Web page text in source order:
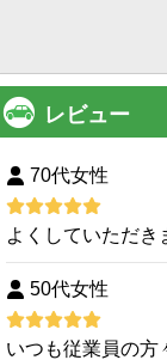
レビュー
70代女性
よくしていただき
50代女性
いつも従業員の方